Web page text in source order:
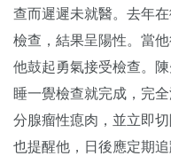
查而遲遲未就醫。去年
檢查，結果呈陽性。當
他鼓起勇氣接受檢查。
睡一覺檢查就完成，完
分腺瘤性瘜肉，並立即
也提醒他，日後應定期追